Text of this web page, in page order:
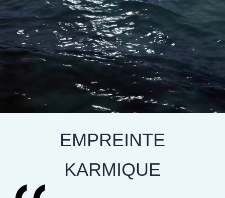
EMPREINTE
KARMIQUE